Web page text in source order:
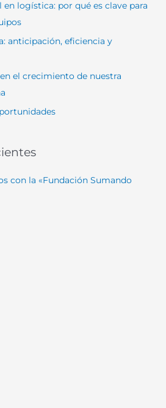
logística: por qué es clave para
anticipación, eficiencia y
el crecimiento de nuestra
con la «Fundación Sumando